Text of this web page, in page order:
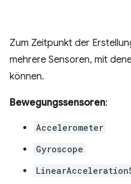
Zum Zeitpunkt der
mehrere Sensoren, mit
können.
Bewegungssensoren:
Accelerometer
Gyroscope